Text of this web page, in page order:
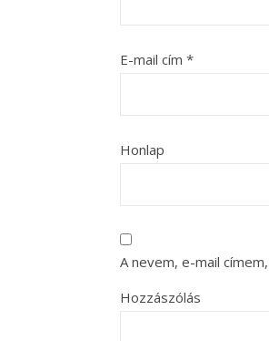
E-mail cím *
Honlap
A nevem, e-mail
Hozzászólás